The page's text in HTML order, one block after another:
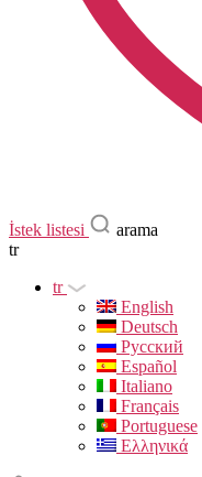
İstek listesi
arama
tr
tr
English
Deutsch
Русский
Español
Italiano
Français
Portuguese
Ελληνικά